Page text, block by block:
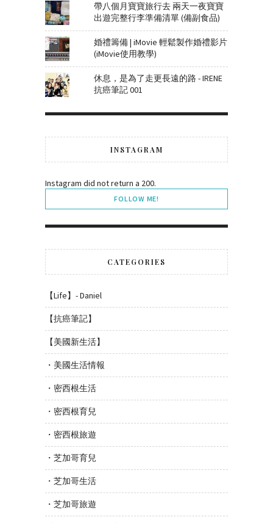
帶八個月寶寶旅行去 兩天一夜寶寶
出遊完整行李準備清單 (備副食品)
婚禮籌備 | iMovie 輕鬆製作婚禮影片
(iMovie使用教學)
休息，是為了走更長遠的路 - IRENE
抗癌筆記 001
INSTAGRAM
Instagram did not return a 200.
FOLLOW ME!
CATEGORIES
【Life】- Daniel
【抗癌筆記】
【美國新生活】
・美國生活情報
・密西根生活
・密西根育兒
・密西根旅遊
・芝加哥育兒
・芝加哥生活
・芝加哥旅遊